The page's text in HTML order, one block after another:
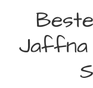
Jaffna